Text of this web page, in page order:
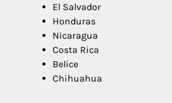
El Salvador
Honduras
Nicaragua
Costa Rica
Belice
Chihuahua